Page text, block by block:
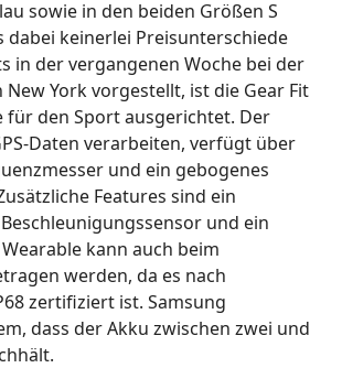
sowie in den beiden Größen S
dabei keinerlei Preisunterschiede
in der vergangenen Woche bei der
York vorgestellt, ist die Gear Fit
für den Sport ausgerichtet. Der
Daten verarbeiten, verfügt über
und ein gebogenes
Features sind ein
und ein
kann auch beim
werden, da es nach
zertifiziert ist. Samsung
dass der Akku zwischen zwei und